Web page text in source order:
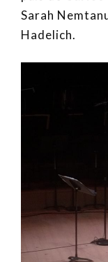
Sarah
Hadelich.